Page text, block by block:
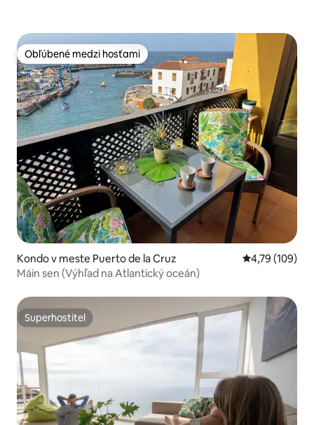
Obľúbené medzi hosťami
Obľúbené medzi hosťami
Kondo v meste Puerto de la Cruz Priemerné
4,79 (109)
Máin sen (Výhľad na Atlantický oceán)
Superhostiteľ
Superhostiteľ